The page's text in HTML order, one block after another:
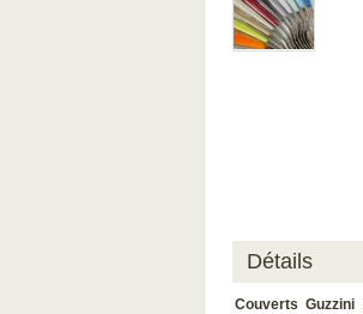
Détails
Couverts Guzzini